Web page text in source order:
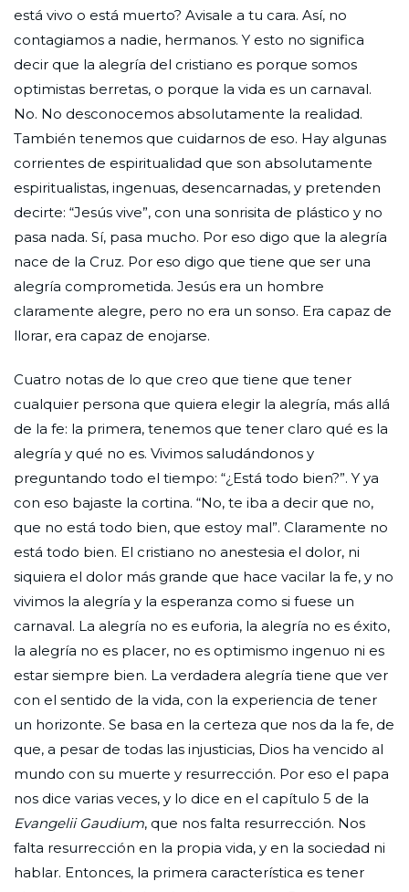
está vivo o está muerto? Avisale a tu cara. Así, no
contagiamos a nadie, hermanos. Y esto no significa
decir que la alegría del cristiano es porque somos
optimistas berretas, o porque la vida es un carnaval.
No. No desconocemos absolutamente la realidad.
También tenemos que cuidarnos de eso. Hay algunas
corrientes de espiritualidad que son absolutamente
espiritualistas, ingenuas, desencarnadas, y pretenden
decirte: “Jesús vive”, con una sonrisita de plástico y no
pasa nada. Sí, pasa mucho. Por eso digo que la alegría
nace de la Cruz. Por eso digo que tiene que ser una
alegría comprometida. Jesús era un hombre
claramente alegre, pero no era un sonso. Era capaz de
llorar, era capaz de enojarse.
Cuatro notas de lo que creo que tiene que tener
cualquier persona que quiera elegir la alegría, más allá
de la fe: la primera, tenemos que tener claro qué es la
alegría y qué no es. Vivimos saludándonos y
preguntando todo el tiempo: “¿Está todo bien?”. Y ya
con eso bajaste la cortina. “No, te iba a decir que no,
que no está todo bien, que estoy mal”. Claramente no
está todo bien. El cristiano no anestesia el dolor, ni
siquiera el dolor más grande que hace vacilar la fe, y no
vivimos la alegría y la esperanza como si fuese un
carnaval. La alegría no es euforia, la alegría no es éxito,
la alegría no es placer, no es optimismo ingenuo ni es
estar siempre bien. La verdadera alegría tiene que ver
con el sentido de la vida, con la experiencia de tener
un horizonte. Se basa en la certeza que nos da la fe, de
que, a pesar de todas las injusticias, Dios ha vencido al
mundo con su muerte y resurrección. Por eso el papa
nos dice varias veces, y lo dice en el capítulo 5 de la
Evangelii Gaudium, que nos falta resurrección. Nos
falta resurrección en la propia vida, y en la sociedad ni
hablar. Entonces, la primera característica es tener